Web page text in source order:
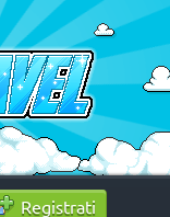
Registrati